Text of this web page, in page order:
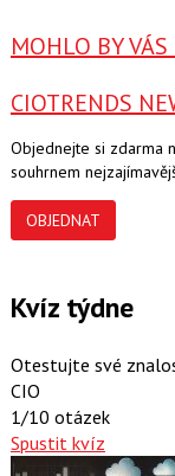
MOHLO BY
CIOTRENDS
Objednejte si zdarma
souhrnem
OBJEDNAT
Kvíz týdne
Otestujte své
CIO
1/10 otázek
Spustit kvíz